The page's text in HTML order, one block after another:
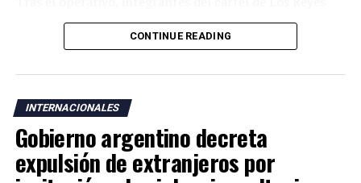
realizaron bloqueos carreteros e incendiaron vehículos
en dos municipios de Michoacán, en aparente reacción a
las autoridades mantienen el control de la situación y
garantizan la seguridad en la entidad.
Michoacán, considerado uno de los principales polos
agroexportadores de México y sede de un importante
puerto sobre el océano Pacífico, ha sido escenario de
CONTINUE READING
INTERNACIONALES
Gobierno argentino decreta
expulsión de extranjeros por